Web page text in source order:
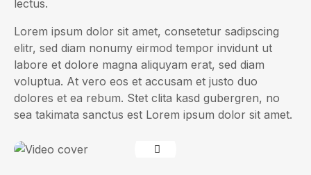
lectus.
Lorem ipsum dolor sit amet, consetetur sadipscing
elitr, sed diam nonumy eirmod tempor invidunt ut
labore et dolore magna aliquyam erat, sed diam
voluptua. At vero eos et accusam et justo duo
dolores et ea rebum. Stet clita kasd gubergren, no
sea takimata sanctus est Lorem ipsum dolor sit amet.